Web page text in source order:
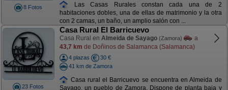
8 Fotos
Las Casas Rurales constan cada una de 2
habitaciones dobles, una de ellas de matrimonio y la otra
con 2 camas, un baño, un amplio salón con ...
23 Fotos
Casa Rural El Barricuevo
Casa Rural en Almeida de Sayago (Zamora)
a
43,7 km de Doñinos de Salamanca (Salamanca)
4 plazas
30 €
41 km de Zamora
Casa rural el Barricuevo se encuentra en Almeida de
Sayago, un pueblo de Zamora. Dispone de planta baja y